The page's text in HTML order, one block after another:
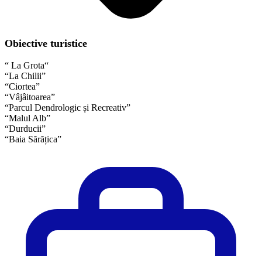
Obiective turistice
“ La Grota“
“La Chilii”
“Ciortea”
“Vâjâitoarea”
“Parcul Dendrologic și Recreativ”
“Malul Alb”
“Durducii”
“Baia Sărățica”